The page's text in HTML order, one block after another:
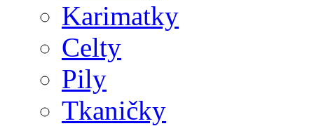
Karimatky
Celty
Pily
Tkaničky